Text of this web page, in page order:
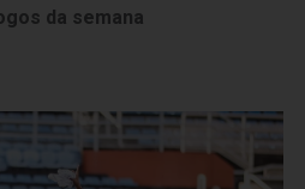
da semana